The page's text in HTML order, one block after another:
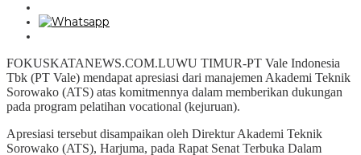
FOKUSKATANEWS.COM.LUWU TIMUR-PT Vale Indonesia
Tbk (PT Vale) mendapat apresiasi dari manajemen Akademi Teknik
Sorowako (ATS) atas komitmennya dalam memberikan dukungan
pada program pelatihan vocational (kejuruan).
Apresiasi tersebut disampaikan oleh Direktur Akademi Teknik
Sorowako (ATS), Harjuma, pada Rapat Senat Terbuka Dalam